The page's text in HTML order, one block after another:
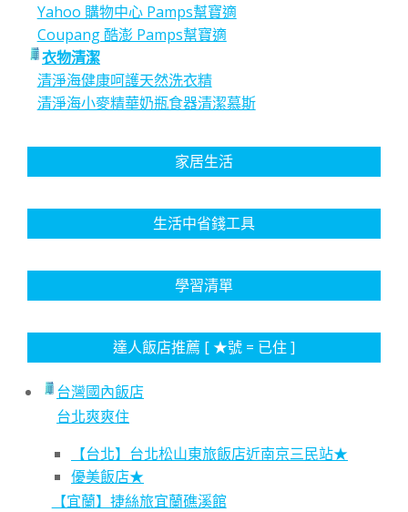
Yahoo 購物中心 Pamps幫寶適
Coupang 酷澎 Pamps幫寶適
衣物清潔
清淨海健康呵護天然洗衣精
清淨海小麥精華奶瓶食器清潔慕斯
家居生活
生活中省錢工具
學習清單
達人飯店推薦 [ ★號 = 已住 ]
台灣國內飯店
台北爽爽住
【台北】台北松山東旅飯店近南京三民站★
優美飯店★
【宜蘭】捷絲旅宜蘭礁溪館